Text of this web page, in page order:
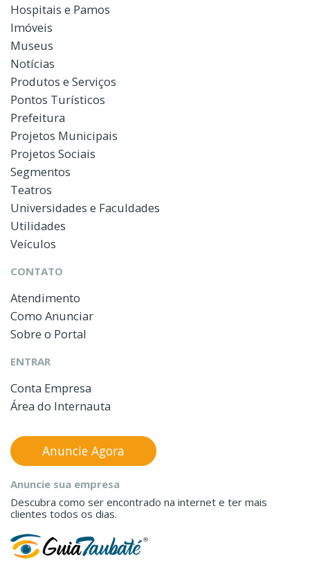
Hospitais e Pamos
Imóveis
Museus
Notícias
Produtos e Serviços
Pontos Turísticos
Prefeitura
Projetos Municipais
Projetos Sociais
Segmentos
Teatros
Universidades e Faculdades
Utilidades
Veículos
CONTATO
Atendimento
Como Anunciar
Sobre o Portal
ENTRAR
Conta Empresa
Área do Internauta
Anuncie sua empresa
Descubra como ser encontrado na internet e ter mais
clientes todos os dias.
Anuncie Agora